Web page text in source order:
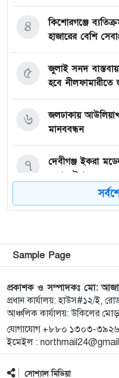
কিশোরগঞ্জে
হাজারের বেশি
৪
জুলাই সনদ
হবে নীলফামারীতে
৫
জলঢাকায়
মানববন্ধন
৬
দেবীগঞ্জ ইকরা
সম্পন্ন উপলক্ষে
৭
কিশোরগঞ্জে ৮০ পিস
৮
কিশোরগঞ্জে জুলাই
প্রস্তুতিমূলক সভা
৯
ভারসাম্যহীন ও
স্বৈরাচারী
গোলাম পরওয়ার
১০
বঞ্চিত করে পালিত
Sample Page
প্রকাশক ও সম্পাদকঃ মো:
প্রধান কার্যালয়: হাউস#১২/ই,
আঞ্চলিক কার্যালয়: উকিলের
যোগাযোগ +৮৮০ ১৩০৩-
ইমেইল :
সোশ্যাল মিডিয়া